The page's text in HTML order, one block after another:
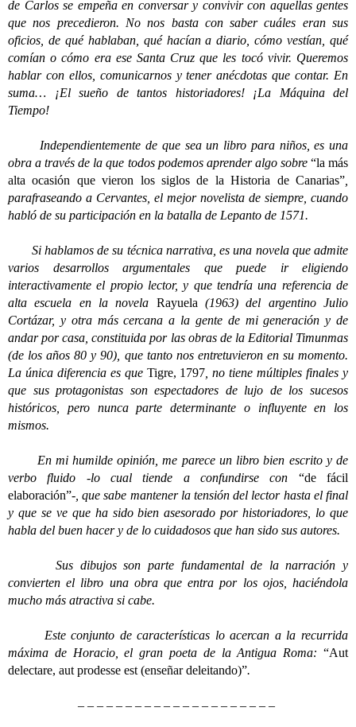
de Carlos se empeña en conversar y convivir con aquellas gentes
que nos precedieron. No nos basta con saber cuáles eran sus
oficios, de qué hablaban, qué hacían a diario, cómo vestían, qué
comían o cómo era ese Santa Cruz que les tocó vivir. Queremos
hablar con ellos, comunicarnos y tener anécdotas que contar. En
suma… ¡El sueño de tantos historiadores! ¡La Máquina del
Tiempo!
Independientemente de que sea un libro para niños, es una
obra a través de la que todos podemos aprender algo sobre “la más
alta ocasión que vieron los siglos de la Historia de Canarias”
parafraseando a Cervantes, el mejor novelista de siempre, cuando
habló de su participación en la batalla de Lepanto de 1571.
Si hablamos de su técnica narrativa, es una novela que admite
varios desarrollos argumentales que puede ir eligiendo
interactivamente el propio lector, y que tendría una referencia de
alta escuela en la novela Rayuela (1963) del argentino Julio
Cortázar, y otra más cercana a la gente de mi generación y de
andar por casa, constituida por las obras de la Editorial Timunmas
(de los años 80 y 90), que tanto nos entretuvieron en su momento.
La única diferencia es que Tigre, 1797 , no tiene múltiples finales y
que sus protagonistas son espectadores de lujo de los sucesos
históricos, pero nunca parte determinante o influyente en los
mismos.
En mi humilde opinión, me parece un libro bien escrito y de
verbo fluido -lo cual tiende a confundirse con “de fácil
elaboración”-, que sabe mantener la tensión del lector hasta el final
y que se ve que ha sido bien asesorado por historiadores, lo que
habla del buen hacer y de lo cuidadosos que han sido sus autores.
Sus dibujos son parte fundamental de la narración y
convierten el libro una obra que entra por los ojos, haciéndola
mucho más atractiva si cabe.
Este conjunto de características lo acercan a la recurrida
máxima de Horacio, el gran poeta de la Antigua Roma: “Aut
delectare, aut prodesse est (enseñar deleitando)”.
– – – – – – – – – – – – – – – – – – – – –